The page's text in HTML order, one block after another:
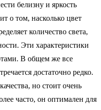
белизну и яркость
о том, насколько цвет
количество света,
Эти характеристики
В общем же все
достаточно редко.
но стоит очень
часто, он оптимален для